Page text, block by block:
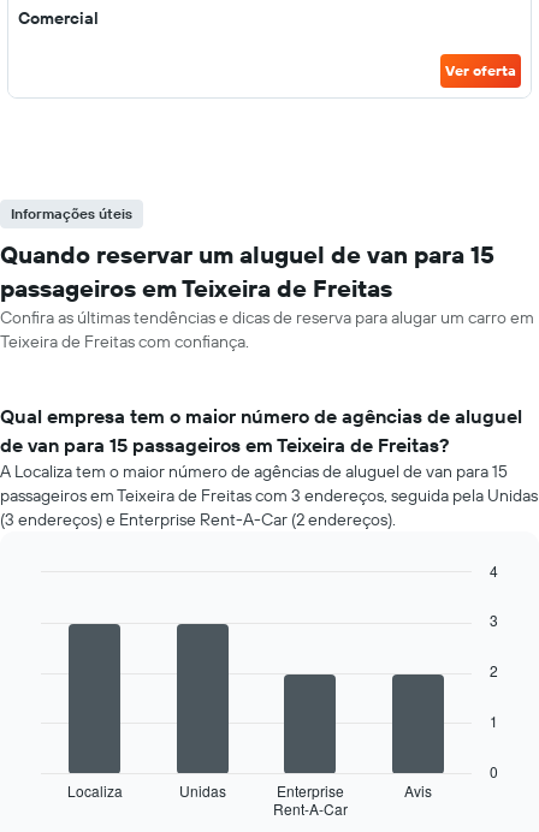
Comercial
Ver oferta
Informações úteis
Quando reservar um aluguel de van para 15
passageiros em Teixeira de Freitas
Confira as últimas tendências e dicas de reserva para alugar um carro em
Teixeira de Freitas com confiança.
Qual empresa tem o maior número de agências de aluguel
de van para 15 passageiros em Teixeira de Freitas?
A Localiza tem o maior número de agências de aluguel de van para 15
passageiros em Teixeira de Freitas com 3 endereços, seguida pela Unidas
(3 endereços) e Enterprise Rent-A-Car (2 endereços).
seguirLocaliza Unidas
Enterprise
Rent-A-Car
Avis
0
1
2
3
4